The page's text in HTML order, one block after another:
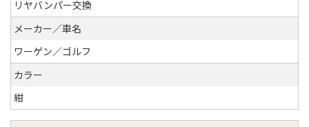
リヤバンパー交換
メーカー／車名
ワーゲン／ゴルフ
カラー
紺